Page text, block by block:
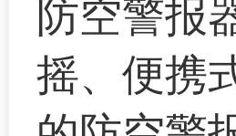
防空警报
摇、便携